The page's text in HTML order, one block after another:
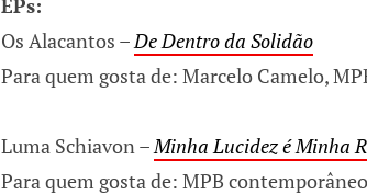
Os Alacantos – De Dentro da Solidão
Para quem gosta de: Marcelo Camelo,
Luma Schiavon – Minha Lucidez é Minha
Para quem gosta de: MPB contemporâneo